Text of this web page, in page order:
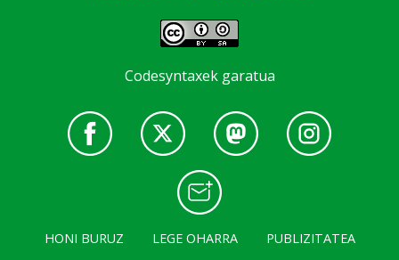
Codesyntaxek garatua
HONI BURUZ LEGE OHARRA
PUBLIZITATEA